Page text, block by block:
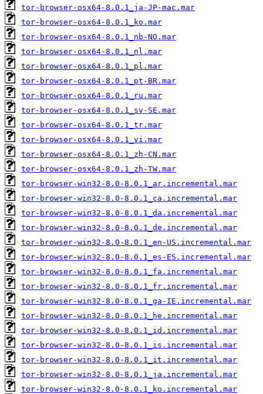
tor-browser-osx64-8.0.1_ja-JP-mac.mar
tor-browser-osx64-8.0.1_ko.mar
tor-browser-osx64-8.0.1_nb-NO.mar
tor-browser-osx64-8.0.1_nl.mar
tor-browser-osx64-8.0.1_pl.mar
tor-browser-osx64-8.0.1_pt-BR.mar
tor-browser-osx64-8.0.1_ru.mar
tor-browser-osx64-8.0.1_sv-SE.mar
tor-browser-osx64-8.0.1_tr.mar
tor-browser-osx64-8.0.1_vi.mar
tor-browser-osx64-8.0.1_zh-CN.mar
tor-browser-osx64-8.0.1_zh-TW.mar
tor-browser-win32-8.0-8.0.1_ar.incremental.mar
tor-browser-win32-8.0-8.0.1_ca.incremental.mar
tor-browser-win32-8.0-8.0.1_da.incremental.mar
tor-browser-win32-8.0-8.0.1_de.incremental.mar
tor-browser-win32-8.0-8.0.1_en-US.incremental.mar
tor-browser-win32-8.0-8.0.1_es-ES.incremental.mar
tor-browser-win32-8.0-8.0.1_fa.incremental.mar
tor-browser-win32-8.0-8.0.1_fr.incremental.mar
tor-browser-win32-8.0-8.0.1_ga-IE.incremental.mar
tor-browser-win32-8.0-8.0.1_he.incremental.mar
tor-browser-win32-8.0-8.0.1_id.incremental.mar
tor-browser-win32-8.0-8.0.1_is.incremental.mar
tor-browser-win32-8.0-8.0.1_it.incremental.mar
tor-browser-win32-8.0-8.0.1_ja.incremental.mar
tor-browser-win32-8.0-8.0.1_ko.incremental.mar